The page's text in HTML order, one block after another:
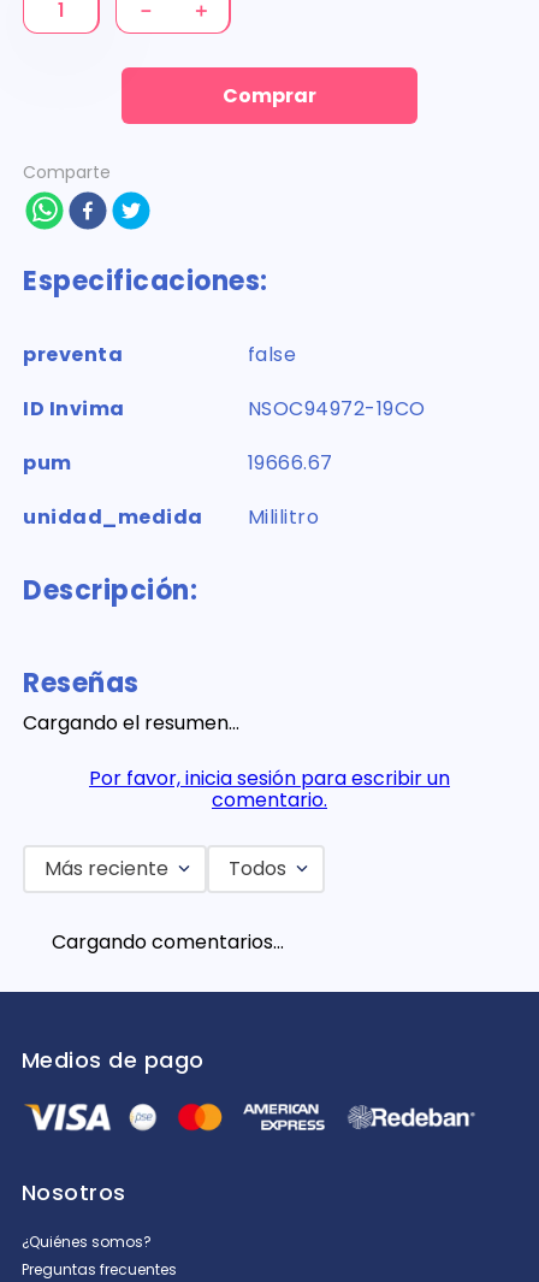
＋
－
Comprar
Comparte
Especificaciones:
preventa
false
ID Invima
NSOC94972-19CO
pum
19666.67
unidad_medida
Mililitro
Descripción:
Reseñas
Cargando el resumen…
Por favor, inicia sesión para escribir un
comentario.
Más reciente Todos
Cargando comentarios…
Medios de pago
Nosotros
¿Quiénes somos?
Preguntas frecuentes